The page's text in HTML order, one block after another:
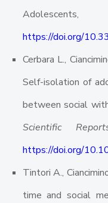
Adolescents,
https://doi.org/
Cerbara L.,
Self-isolation of
between social
Scientific
https://doi.org/
Tintori A.,
time and social